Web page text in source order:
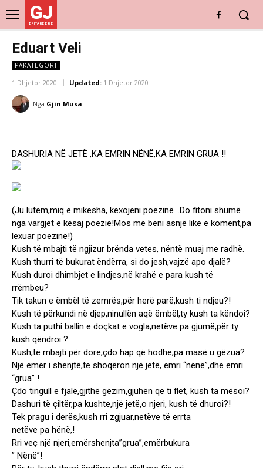
GJ
DRITARE E RE
Eduart Veli
PAKATEGORI
1 Dhjetor 2020 Updated: 1 Dhjetor 2020
Nga Gjin Musa
DASHURIA NË JETË ,KA EMRIN NËNË,KA EMRIN GRUA !!
(Ju lutem,miq e mikesha, kexojeni poezinë ..Do fitoni shumë
nga vargjet e kësaj poezie!Mos më bëni asnjë like e koment,pa
lexuar poezinë!)
Kush të mbajti të ngjizur brënda vetes, nëntë muaj me radhë.
Kush thurri të bukurat ëndërra, si do jesh,vajzë apo djalë?
Kush duroi dhimbjet e lindjes,në krahë e para kush të
rrëmbeu?
Tik takun e ëmbël të zemrës,për herë parë,kush ti ndjeu?!
Kush të përkundi në djep,ninullën aqë ëmbël,ty kush ta këndoi?
Kush ta puthi ballin e doçkat e vogla,netëve pa gjumë,për ty
kush qëndroi ?
Kush,të mbajti për dore,çdo hap që hodhe,pa masë u gëzua?
Një emër i shenjtë,të shoqëron një jetë, emri “nënë”,dhe emri
“grua” !
Çdo tingull e fjalë,gjithë gëzim,gjuhën që ti flet, kush ta mësoi?
Dashuri të çiltër,pa kushte,një jetë,o njeri, kush të dhuroi?!
Tek pragu i derës,kush rri zgjuar,netëve të errta
netëve pa hënë,!
Rri veç një njeri,emërshenjta”grua”,emërbukura
” Nënë”!